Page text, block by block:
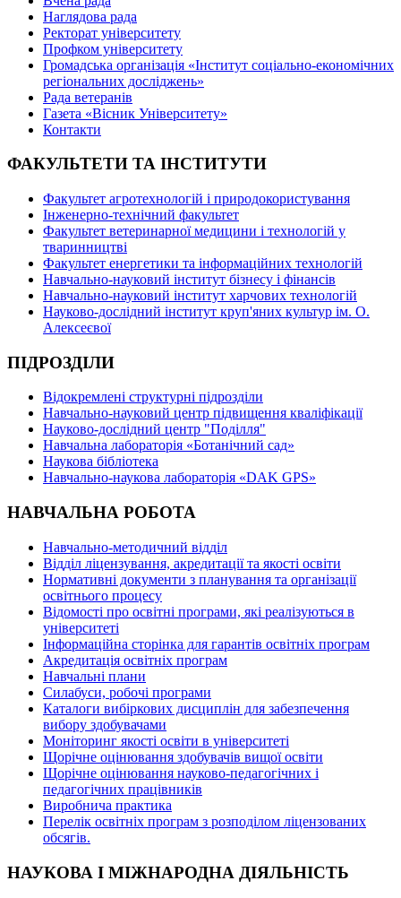
Наглядова рада
Ректорат університету
Профком університету
Громадська організація «Інститут соціально-економічних
регіональних досліджень»
Рада ветеранів
Газета «Вісник Університету»
Контакти
ФАКУЛЬТЕТИ ТА ІНСТИТУТИ
Факультет агротехнологій і природокористування
Інженерно-технічний факультет
Факультет ветеринарної медицини і технологій у
тваринництві
Факультет енергетики та інформаційних технологій
Навчально-науковий інститут бізнесу і фінансів
Навчально-науковий інститут харчових технологій
Науково-дослідний інститут круп'яних культур ім. О.
Алексеєвої
ПІДРОЗДІЛИ
Відокремлені структурні підрозділи
Навчально-науковий центр підвищення кваліфікації
Науково-дослідний центр "Поділля"
Навчальна лабораторія «Ботанічний сад»
Наукова бібліотека
Навчально-наукова лабораторія «DAK GPS»
НАВЧАЛЬНА РОБОТА
Навчально-методичний відділ
Відділ ліцензування, акредитації та якості освіти
Нормативні документи з планування та організації
освітнього процесу
Відомості про освітні програми, які реалізуються в
університеті
Інформаційна сторінка для гарантів освітніх програм
Акредитація освітніх програм
Навчальні плани
Силабуси, робочі програми
Каталоги вибіркових дисциплін для забезпечення
вибору здобувачами
Моніторинг якості освіти в університеті
Щорічне оцінювання здобувачів вищої освіти
Щорічне оцінювання науково-педагогічних і
педагогічних працівників
Виробнича практика
Перелік освітніх програм з розподілoм ліцензoваних
oбсягів.
НАУКОВА І МІЖНАРОДНА ДІЯЛЬНІСТЬ